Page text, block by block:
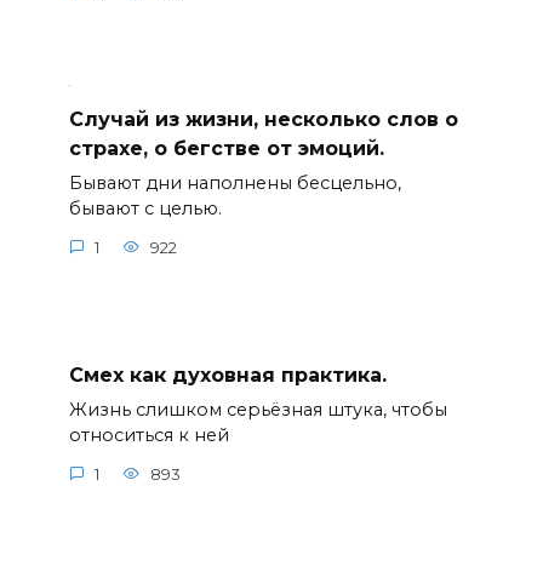
Случай из жизни, несколько слов о
страхе, о бегстве от эмоций.
Бывают дни наполнены бесцельно,
бывают с целью.
1 922
Смех как духовная практика.
Жизнь слишком серьёзная штука, чтобы
относиться к ней
1 893